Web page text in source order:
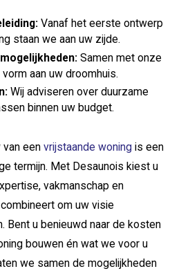
Vanaf het eerste ontwerp
staan we aan uw zijde.
Samen met onze
aan uw droomhuis.
Wij adviseren over duurzame
binnen uw budget.
van een vrijstaande woningis een
termijn. Met Desaunois kiest u
vakmanschap en
om uw visie
Bent u benieuwd naar de kosten
bouwen én wat we voor u
we samen de mogelijkheden